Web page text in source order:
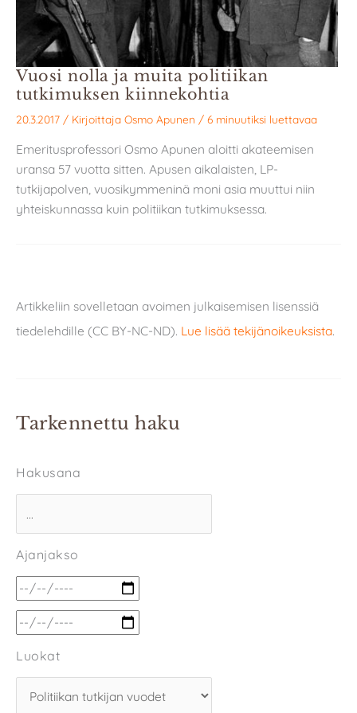
Vuosi nolla ja muita politiikan
tutkimuksen kiinnekohtia
20.3.2017 / Kirjoittaja Osmo Apunen / 6 minuutiksi luettavaa
Emeritusprofessori Osmo Apunen aloitti akateemisen
uransa 57 vuotta sitten. Apusen aikalaisten, LP-
tutkijapolven, vuosikymmeninä moni asia muuttui niin
yhteiskunnassa kuin politiikan tutkimuksessa.
Artikkeliin sovelletaan avoimen julkaisemisen lisenssiä
tiedelehdille (CC BY-NC-ND). Lue lisää tekijänoikeuksista.
Tarkennettu haku
Hakusana
Ajanjakso
Luokat